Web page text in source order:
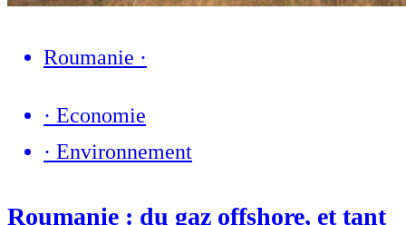
Roumanie ·
· Economie
· Environnement
Roumanie : du gaz offshore, et tant